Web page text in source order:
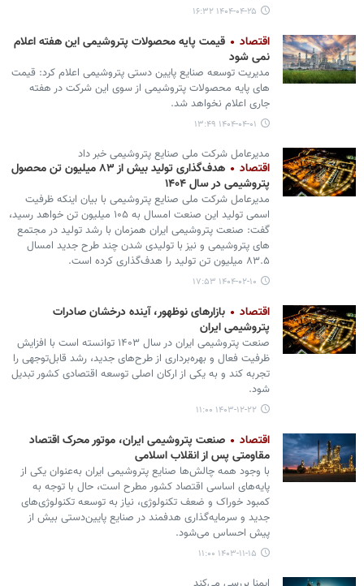
۱۴۰۴-۰۴-۲۵ ۱۶:۳۲
اقتصاد
قیمت پایه محصولات پتروشیمی این هفته اعلام
نمی شود
مدیریت توسعه صنایع پایین دستی پتروشیمی اعلام کرد: قیمت
های پایه محصولات پتروشیمی از سوی این شرکت در هفته
جاری اعلام نخواهد شد.
۱۴۰۴-۰۴-۰۱ ۱۳:۴۹
مدیرعامل شرکت ملی صنایع پتروشیمی خبر داد
اقتصاد
هدف‌گذاری تولید بیش از ۸۳ میلیون تن محصول
پتروشیمی در سال ۱۴۰۴
مدیرعامل شرکت ملی صنایع پتروشیمی با بیان اینکه ظرفیت
اسمی تولید این صنعت امسال به ۱۰۵ میلیون تن خواهد رسید،
گفت: صنعت پتروشیمی ایران همزمان با رشد تولید در مجتمع
های پتروشیمی و نیز با تولیدی شدن چند طرح جدید امسال
۸۳.۵ میلیون تن تولید را هدف‌گذاری کرده است.
۱۴۰۴-۰۲-۱۰ ۱۷:۵۳
اقتصاد
بازارهای نوظهور، آینده درخشان صادرات
پتروشیمی ایران
صنعت پتروشیمی ایران در سال ۱۴۰۳ توانسته است با افزایش
ظرفیت فعال و بهره‌برداری از طرح‌های جدید، رشد قابل‌توجهی را
تجربه کند و به یکی از ارکان اصلی توسعه اقتصادی کشور تبدیل
شود.
۱۴۰۳-۱۲-۲۲ ۱۱:۰۰
اقتصاد
صنعت پتروشیمی ایران، موتور محرک اقتصاد
مقاومتی پس از انقلاب اسلامی
با وجود همه چالش‌ها صنایع پتروشیمی ایران به‌عنوان یکی از
پایه‌های اساسی اقتصاد کشور مطرح است، حال با توجه به
کمبود خوراک و ضعف تکنولوژی، نیاز به توسعه تکنولوژی‌های
جدید و سرمایه‌گذاری هدفمند در صنایع پایین‌دستی بیش از
پیش احساس می‌شود.
۱۴۰۳-۱۱-۱۵ ۱۱:۰۰